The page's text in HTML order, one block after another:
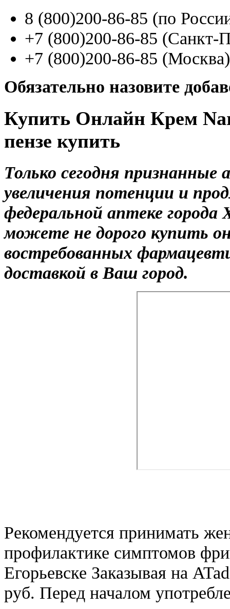
8 (800)200-86-85 (по
+7 (800)200-86-85 (Санкт-
+7 (800)200-86-85 (Москва)
Обязательно назовите
Купить Онлайн Крем
пензе купить
Только сегодня признанные
увеличения потенции и
федеральной аптеке
можете не дорого купить
востребованных
доставкой в Ваш город.
Рекомендуется принимать
профилактике симптомов
Егорьевске Заказывая на
руб. Перед началом